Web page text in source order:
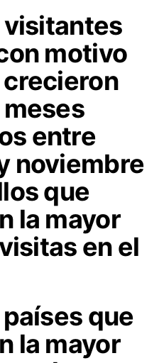
visitantes
motivo
entre
noviembre
que
la mayor
en el
que
la mayor